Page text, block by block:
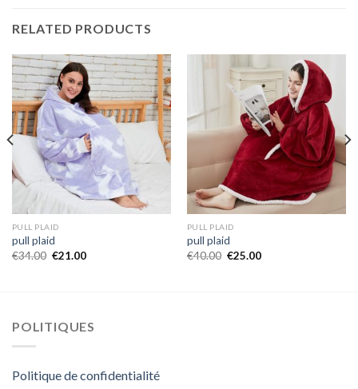
RELATED PRODUCTS
PULL PLAID
pull plaid
€34.00 €21.00
PULL PLAID
pull plaid
€40.00 €25.00
POLITIQUES
Politique de confidentialité